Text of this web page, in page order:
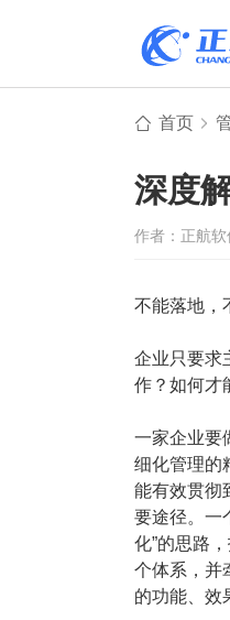
首页
深度
作者：正航软
不能落地，
企业只要求
作？如何才
一家企业要
细化管理的
能有效贯彻
要途径。一
化”的思路
个体系，并
的功能、效